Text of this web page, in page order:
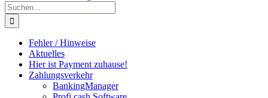
Suche
nach:
Fehler / Hinweise
Aktuelles
Hier ist Payment zuhause!
Zahlungsverkehr
BankingManager